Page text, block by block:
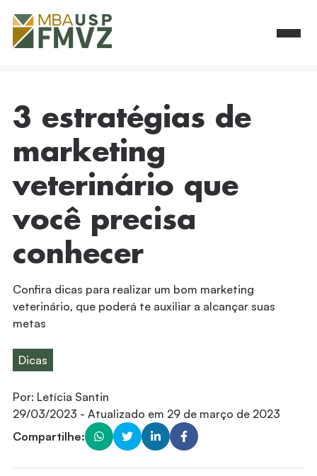
3 estratégias de
marketing
veterinário que
você precisa
conhecer
Confira dicas para realizar um bom marketing
veterinário, que poderá te auxiliar a alcançar suas
metas
Dicas
Por: Letícia Santin
29/03/2023 - Atualizado em 29 de março de 2023
Compartilhe: